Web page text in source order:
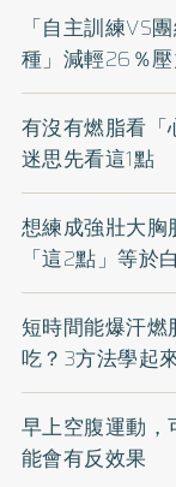
「自主訓練VS
種」減輕26％
有沒有燃脂看「
迷思先看這1點
想練成強壯大
「這2點」等於
短時間能爆汗
吃？3方法學起
早上空腹運動
能會有反效果